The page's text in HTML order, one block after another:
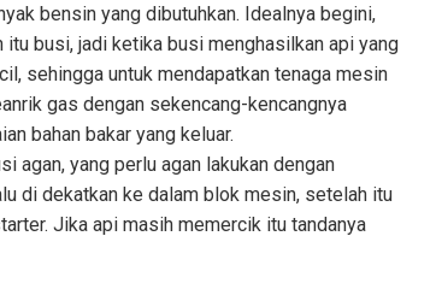
bensin yang dibutuhkan. Idealnya begini,
busi, jadi ketika busi menghasilkan api yang
sehingga untuk mendapatkan tenaga mesin
gas dengan sekencang-kencangnya
bahan bakar yang keluar.
agan, yang perlu agan lakukan dengan
di dekatkan ke dalam blok mesin, setelah itu
Jika api masih memercik itu tandanya